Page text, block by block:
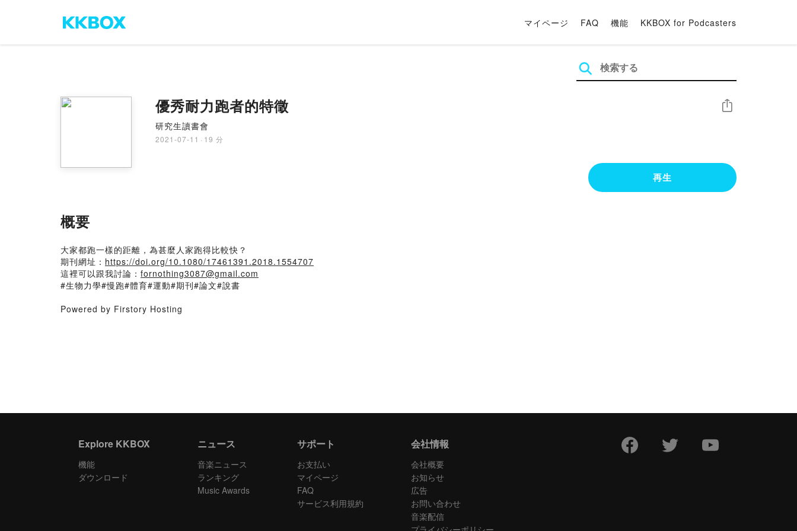
マイページ FAQ 機能 KKBOX for Podcasters
優秀耐力跑者的特徵
研究生讀書會
2021-07-11 · 19 分
シェア
再生
概要
大家都跑一樣的距離，為甚麼人家跑得比較快？
期刊網址： https://doi.org/10.1080/17461391.2018.1554707
這裡可以跟我討論： fornothing3087@gmail.com
#生物力學#慢跑#體育#運動#期刊#論文#說書
Powered by Firstory Hosting
Explore KKBOX
機能
ダウンロード
ニュース
音楽ニュース
ランキング
Music Awards
サポート
お支払い
マイページ
FAQ
サービス利用規約
会社情報
会社概要
お知らせ
広告
お問い合わせ
音楽配信